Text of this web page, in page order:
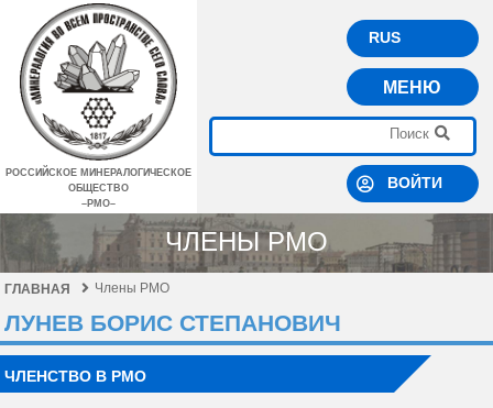
РОССИЙСКОЕ МИНЕРАЛОГИЧЕСКОЕ
ОБЩЕСТВО
–РМО–
RUS
МЕНЮ
ВОЙТИ
ЧЛЕНЫ РМО
ГЛАВНАЯ Члены РМО
ЛУНЕВ БОРИС СТЕПАНОВИЧ
ЧЛЕНСТВО В РМО